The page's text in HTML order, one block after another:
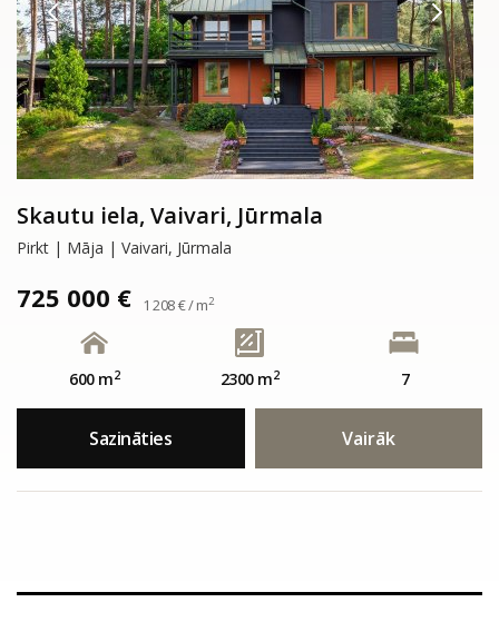
Skautu iela, Vaivari, Jūrmala
Pirkt | Māja | Vaivari, Jūrmala
725 000 € 1 208 € / m2
600 m2 2300 m2 7
Sazināties Vairāk